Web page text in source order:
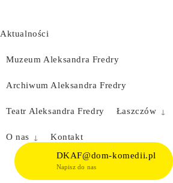
Aktualności
Muzeum Aleksandra Fredry
Archiwum Aleksandra Fredry
Teatr Aleksandra Fredry Łaszczów
O nas
Kontakt
DKAF@dom-komedii.pl
Napisz do nas